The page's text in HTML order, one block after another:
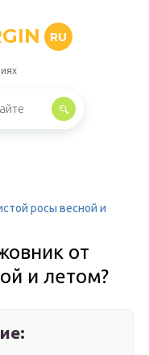
RU
росы весной и
от
и летом?